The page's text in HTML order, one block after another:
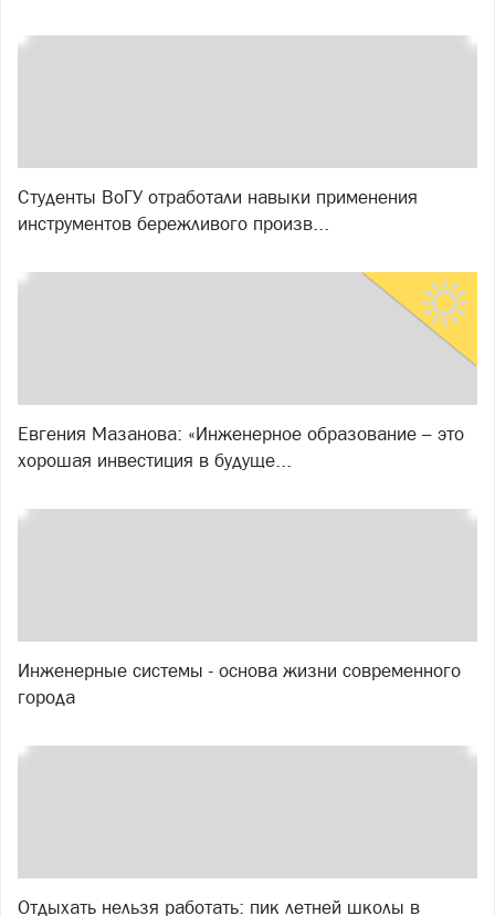
Студенты ВоГУ отработали навыки применения
инструментов бережливого произв...
Евгения Мазанова: «Инженерное образование – это
хорошая инвестиция в будуще...
Инженерные системы - основа жизни современного
города
Отдыхать нельзя работать: пик летней школы в